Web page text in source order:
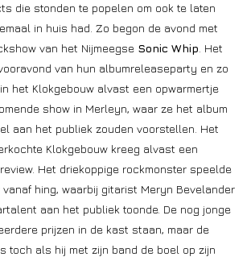
die stonden te popelen om ook te laten
in huis had. Zo begon de avond met
van het Nijmeegse Sonic Whip . Het
van hun albumreleaseparty en zo
het Klokgebouw alvast een opwarmertje
show in Merleyn, waar ze het album
aan het publiek zouden voorstellen. Het
Klokgebouw kreeg alvast een
Het driekoppige rockmonster speelde
hing, waarbij gitarist Meryn Bevelander
aan het publiek toonde. De nog jonge
prijzen in de kast staan, maar de
toch als hij met zijn band de boel op zijn